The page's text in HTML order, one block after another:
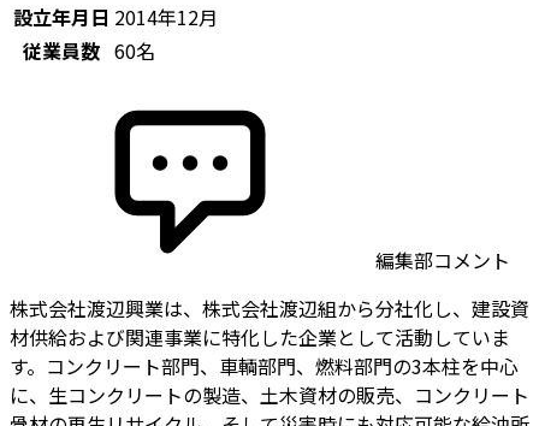
設立年月日 2014年12月
従業員数 60名
編集部コメント
株式会社渡辺興業は、株式会社渡辺組から分社化し、建設資
材供給および関連事業に特化した企業として活動していま
す。コンクリート部門、車輌部門、燃料部門の3本柱を中心
に、生コンクリートの製造、土木資材の販売、コンクリート